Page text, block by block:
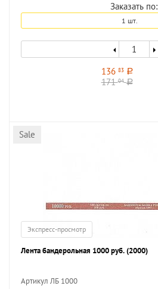
Заказать по:
1 шт.
136 83 a
17104 a
Sale
Экспресс-просмотр
Лента бандерольная 1000 руб. (2000)
Артикул ЛБ 1000